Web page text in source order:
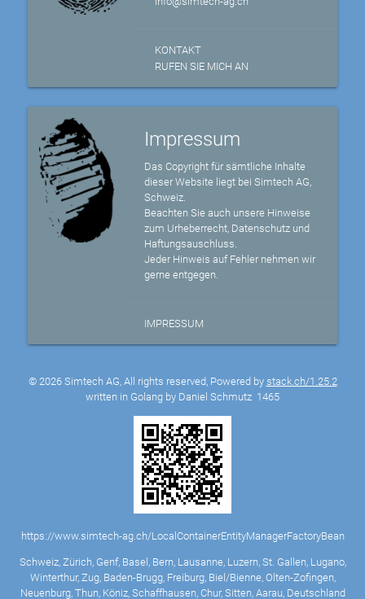
KONTAKT
RUFEN SIE MICH AN
Impressum
Das Copyright für sämtliche Inhalte
dieser Website liegt bei Simtech AG,
Schweiz.
Beachten Sie auch unsere Hinweise
zum Urheberrecht, Datenschutz und
Haftungsauschluss.
Jeder Hinweis auf Fehler nehmen wir
gerne entgegen.
IMPRESSUM
© 2026 Simtech AG, All rights reserved, Powered by stack.ch/1.25.2
written in Golang by Daniel Schmutz 1465
https://www.simtech-ag.ch/LocalContainerEntityManagerFactoryBean
Schweiz, Zürich, Genf, Basel, Bern, Lausanne, Luzern, St. Gallen, Lugano,
Winterthur, Zug, Baden-Brugg, Freiburg, Biel/Bienne, Olten-Zofingen,
Neuenburg, Thun, Köniz, Schaffhausen, Chur, Sitten, Aarau, Deutschland